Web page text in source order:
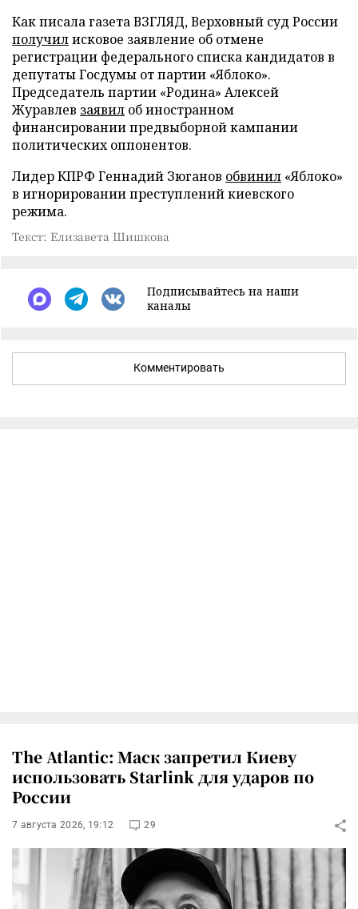
Как писала газета ВЗГЛЯД, Верховный суд России
получилисковое заявление об отмене
регистрации федерального списка кандидатов в
депутаты Госдумы от партии «Яблоко».
Председатель партии «Родина» Алексей
Журавлев заявил об иностранном
финансировании предвыборной кампании
политических оппонентов.
Лидер КПРФ Геннадий Зюганов обвинил «Яблоко»
в игнорировании преступлений киевского
режима.
Текст: Елизавета Шишкова
Подписывайтесь на наши
каналы
Комментировать
The Atlantic: Маск запретил Киеву
использовать Starlink для ударов по
России
7 августа 2026, 19:12 29